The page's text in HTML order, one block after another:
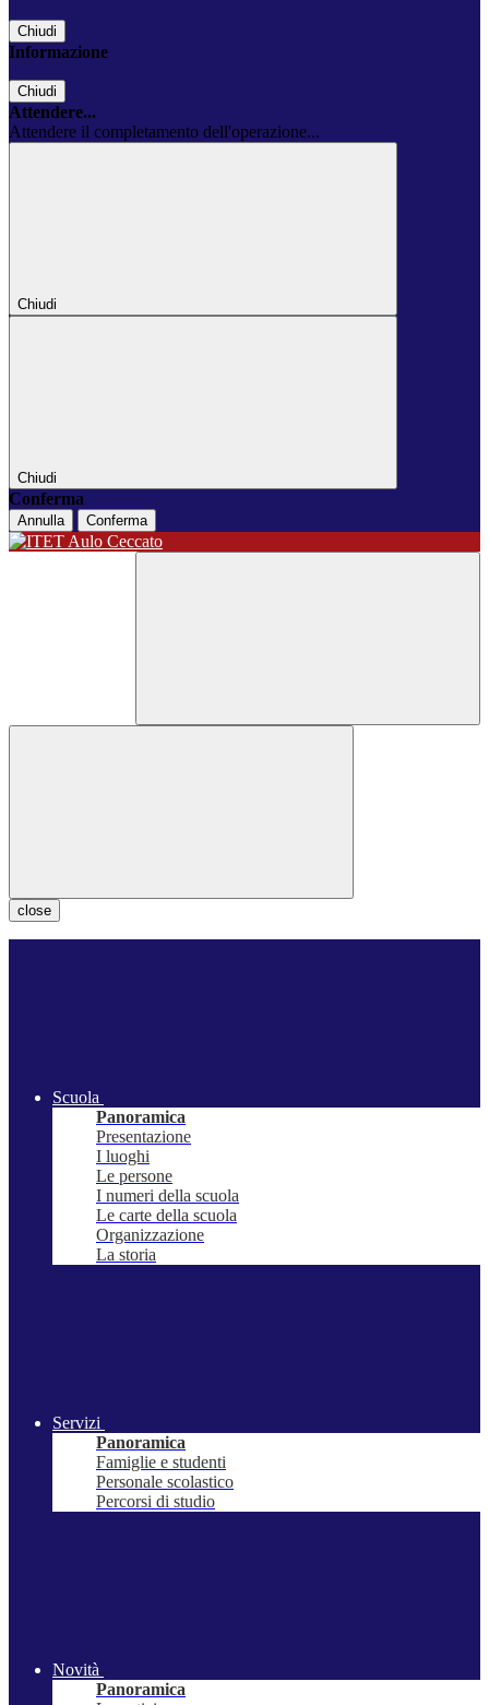
Chiudi
Informazione
Chiudi
Attendere...
Attendere il completamento dell'operazione...
Chiudi
Chiudi
Conferma
Annulla Conferma
close
Scuola
Panoramica
Presentazione
I luoghi
Le persone
I numeri della scuola
Le carte della scuola
Organizzazione
La storia
Servizi
Panoramica
Famiglie e studenti
Personale scolastico
Percorsi di studio
Novità
Panoramica